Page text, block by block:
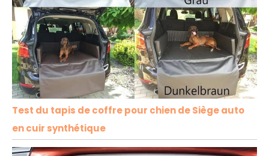
Test du tapis de coffre pour chien de Siège auto
en cuir synthétique